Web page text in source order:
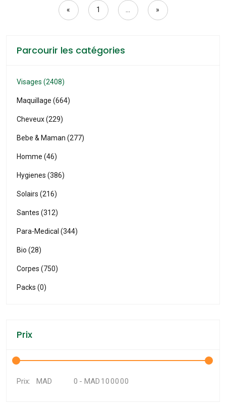
« 1 ... »
Parcourir les catégories
Visages (2408)
Maquillage (664)
Cheveux (229)
Bebe & Maman (277)
Homme (46)
Hygienes (386)
Solairs (216)
Santes (312)
Para-Medical (344)
Bio (28)
Corpes (750)
Packs (0)
Prix
Prix: MAD - MAD